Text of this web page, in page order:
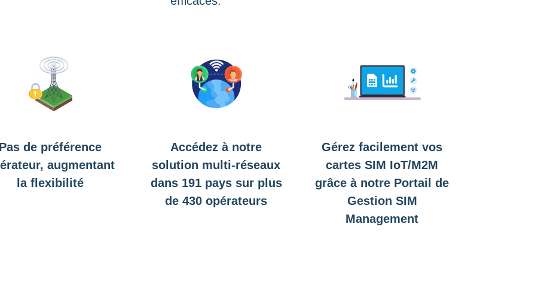
Pas de préférence
augmentant
la flexibilité
Accédez à notre
solution multi-réseaux
dans 191 pays sur plus
de 430 opérateurs
Gérez facilement vos
cartes SIM IoT/M2M
grâce à notre Portail de
Gestion SIM
Management